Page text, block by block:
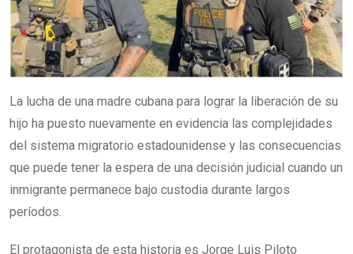
La lucha de una madre cubana para lograr la liberación de su
hijo ha puesto nuevamente en evidencia las complejidades
del sistema migratorio estadounidense y las consecuencias
que puede tener la espera de una decisión judicial cuando un
inmigrante permanece bajo custodia durante largos
períodos.
El protagonista de esta historia es Jorge Luis Piloto